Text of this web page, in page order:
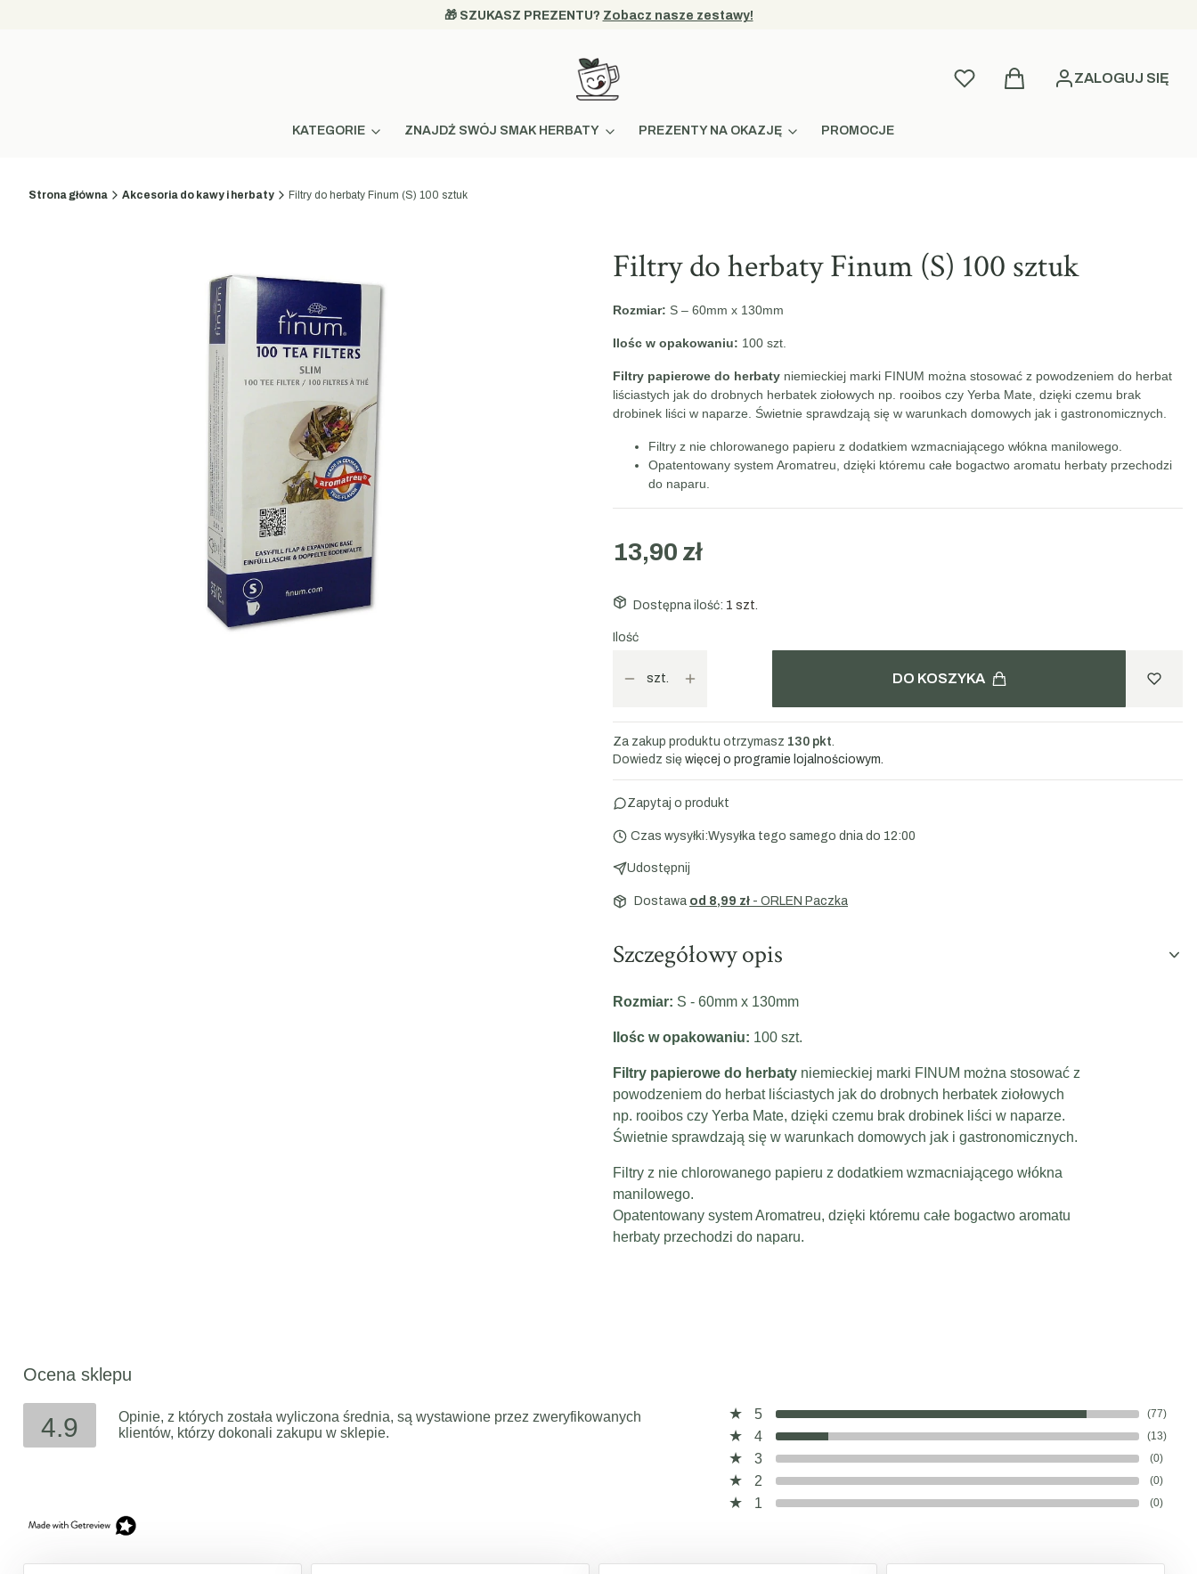
🎁 SZUKASZ PREZENTU? Zobacz nasze zestawy!
UlubioneProdukty w koszyku: 0.
ZALOGUJ SIĘ
KATEGORIE ZNAJDŹ SWÓJ SMAK HERBATY PREZENTY NA OKAZJĘ PROMOCJE
Strona główna Akcesoria do kawy i herbaty Filtry do herbaty Finum (S) 100 sztuk
Filtry do herbaty Finum (S) 100 sztuk
Rozmiar: S – 60mm x 130mm
Ilośc w opakowaniu: 100 szt.
Filtry papierowe do herbaty niemieckiej marki FINUM można stosować z powodzeniem do herbat
liściastych jak do drobnych herbatek ziołowych np. rooibos czy Yerba Mate, dzięki czemu brak
drobinek liści w naparze. Świetnie sprawdzają się w warunkach domowych jak i gastronomicznych.
Filtry z nie chlorowanego papieru z dodatkiem wzmacniającego włókna manilowego.
Opatentowany system Aromatreu, dzięki któremu całe bogactwo aromatu herbaty przechodzi
do naparu.
13,90 zł
Dostępna ilość: 1 szt.
Ilość
szt. DO KOSZYKA
Za zakup produktu otrzymasz 130 pkt.
Dowiedz się więcej o programie lojalnościowym.
Zapytaj o produkt
Czas wysyłki:Wysyłka tego samego dnia do 12:00
Udostępnij
Dostawa od 8,99 zł - ORLEN Paczka
Szczegółowy opis
Rozmiar: S - 60mm x 130mm
Ilośc w opakowaniu: 100 szt.
Filtry papierowe do herbaty niemieckiej marki FINUM można stosować z
powodzeniem do herbat liściastych jak do drobnych herbatek ziołowych
np. rooibos czy Yerba Mate, dzięki czemu brak drobinek liści w naparze.
Świetnie sprawdzają się w warunkach domowych jak i gastronomicznych.
Filtry z nie chlorowanego papieru z dodatkiem wzmacniającego włókna
manilowego.
Opatentowany system Aromatreu, dzięki któremu całe bogactwo aromatu
herbaty przechodzi do naparu.
Ocena sklepu
4.9
Opinie, z których została wyliczona średnia, są wystawione przez zweryfikowanych
klientów, którzy dokonali zakupu w sklepie.
5 (77)
4 (13)
3 (0)
2 (0)
1 (0)